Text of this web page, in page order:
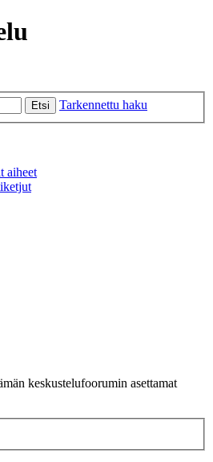
Etsi Tarkennettu haku
aiheet
keskustelufoorumin asettamat